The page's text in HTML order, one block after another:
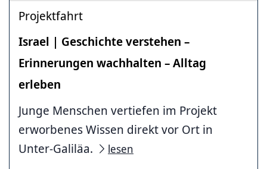
Projektfahrt
Israel | Geschichte verstehen –
Erinnerungen wachhalten – Alltag
erleben
Junge Menschen vertiefen im Projekt
erworbenes Wissen direkt vor Ort in
Unter-Galiläa.
lesen